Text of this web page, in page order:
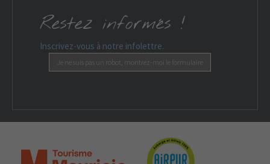
Restez informés !
Inscrivez-vous à notre infolettre.
Je ne suis pas un robot, montrez-moi le formulaire